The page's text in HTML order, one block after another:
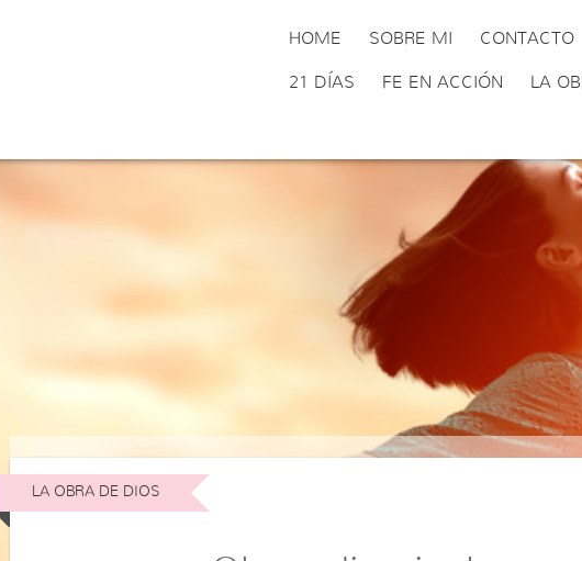
HOME SOBRE MI CONTACTO
21 DÍAS FE EN ACCIÓN LA
LA OBRA DE DIOS